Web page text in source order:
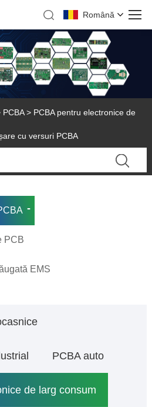
Română
PCBA> PCBA pentru electronice de
cu versuri PCBA
PCB
EMS
PCBA auto
de larg consum